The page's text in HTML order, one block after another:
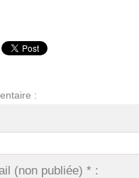
:
(non publiée) * :